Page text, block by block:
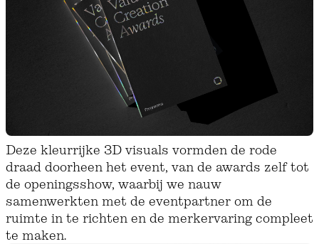
Deze kleurrijke 3D visuals vormden de rode
draad doorheen het event, van de awards zelf tot
de openingsshow, waarbij we nauw
samenwerkten met de eventpartner om de
ruimte in te richten en de merkervaring compleet
te maken.‍